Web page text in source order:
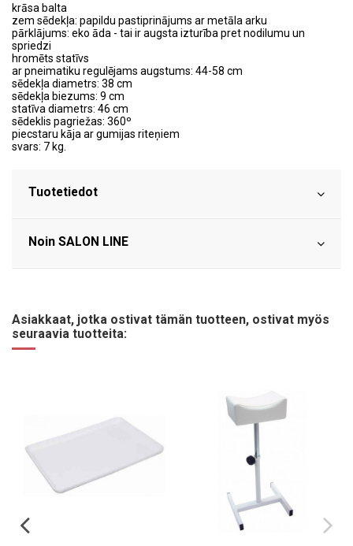
krāsa balta
zem sēdekļa: papildu pastiprinājums ar metāla arku
pārklājums: eko āda - tai ir augsta izturība pret nodilumu un
spriedzi
hromēts statīvs
ar pneimatiku regulējams augstums: 44-58 cm
sēdekļa diametrs: 38 cm
sēdekļa biezums: 9 cm
statīva diametrs: 46 cm
sēdeklis pagriežas: 360º
piecstaru kāja ar gumijas riteņiem
svars: 7 kg.
Tuotetiedot
Noin SALON LINE
Asiakkaat, jotka ostivat tämän tuotteen, ostivat myös
seuraavia tuotteita: